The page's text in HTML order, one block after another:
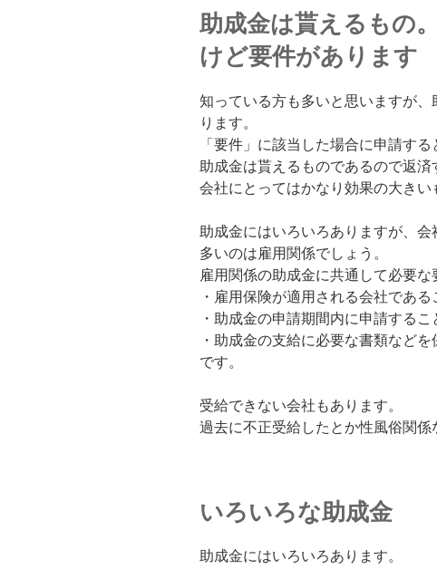
助成金は貰えるもの
けど要件があります
知っている方も多いと思いますが
ります。
「要件」に該当した場合に申請する
助成金は貰えるものであるので返
会社にとってはかなり効果の大きい
助成金にはいろいろありますが、
多いのは雇用関係でしょう。
雇用関係の助成金に共通して必要な
・雇用保険が適用される会社である
・助成金の申請期間内に申請するこ
・助成金の支給に必要な書類などを
です。
受給できない会社もあります。
過去に不正受給したとか性風俗関係
いろいろな助成金
助成金にはいろいろあります。